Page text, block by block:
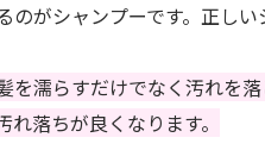
のがシャンプーです。正し
を濡らすだけでなく汚れを
落ちが良くなります。